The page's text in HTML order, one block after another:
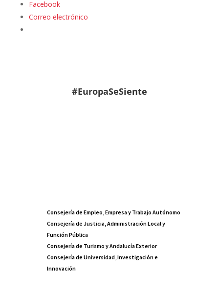
Facebook
Correo electrónico
#EuropaSeSiente
Consejería de Empleo, Empresa y Trabajo Autónomo
Consejería de Justicia, Administración Local y
Función Pública
Consejería de Turismo y Andalucía Exterior
Consejería de Universidad, Investigación e
Innovación